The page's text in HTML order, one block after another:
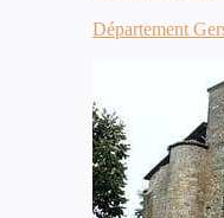
Département